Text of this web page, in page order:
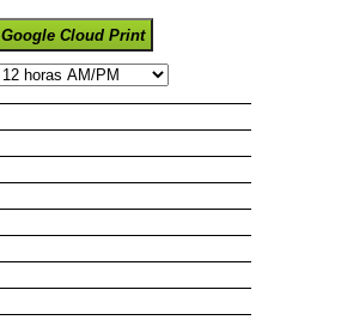
Google Cloud Print